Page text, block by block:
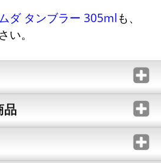
ダ タンブラー 305mlも、
い。
品